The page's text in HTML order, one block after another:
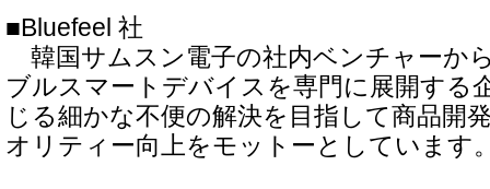
■Bluefeel 社
韓国サムスン電子の社内ベンチャーか
ブルスマートデバイスを専門に展開する
じる細かな不便の解決を目指して商品開
オリティー向上をモットーとしています